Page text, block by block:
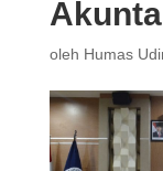
oleh Humas